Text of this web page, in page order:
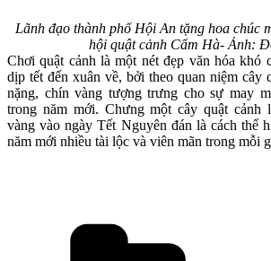
Lãnh đạo thành phố Hội An tặng hoa chúc
hội quật cảnh Cẩm Hà- Ảnh:
Chơi quật cảnh là một nét đẹp văn hóa khó
dịp tết đến xuân về, bởi theo quan niệm cây
nặng, chín vàng tượng trưng cho sự may
trong năm mới. Chưng một cây quật cảnh
vàng vào ngày Tết Nguyên đán là cách thể
năm mới nhiều tài lộc và viên mãn trong mỗi